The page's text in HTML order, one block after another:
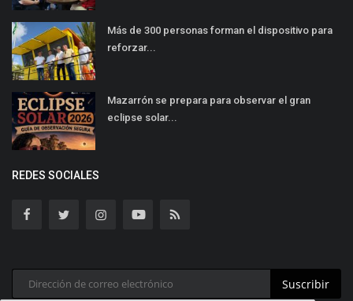
Más de 300 personas forman el dispositivo para
reforzar...
Mazarrón se prepara para observar el gran
eclipse solar...
REDES SOCIALES
Suscribir